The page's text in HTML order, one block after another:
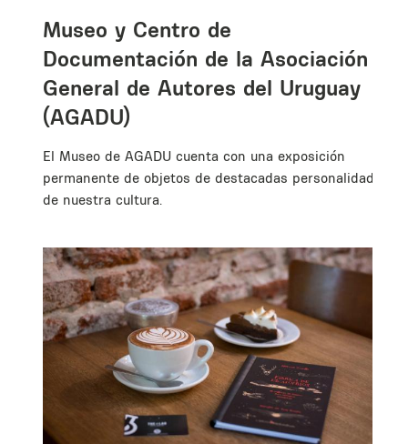
Museo y Centro de
Documentación de la Asociación
General de Autores del Uruguay
(AGADU)
El Museo de AGADU cuenta con una exposición
permanente de objetos de destacadas personalidades
de nuestra cultura.